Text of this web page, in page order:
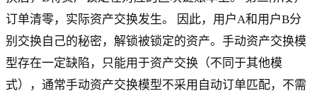
订单清零，实际资产交换发生。 因此，用户A和用户B分
别交换自己的秘密，解锁被锁定的资产。手动资产交换模
型存在一定缺陷，只能用于资产交换（不同于其他模
式），通常手动资产交换模型不采用自动订单匹配，不需